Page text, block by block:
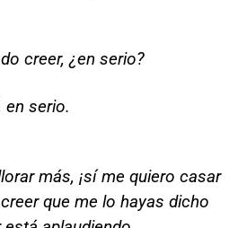
creer, ¿en serio?
en serio.
más, ¡sí me quiero casar
que me lo hayas dicho